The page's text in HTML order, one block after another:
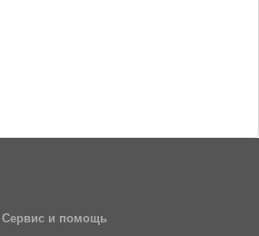
Сервис и помощь